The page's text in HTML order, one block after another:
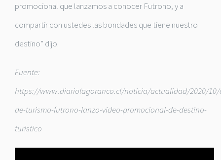
promocional que lanzamos a conocer Futrono, y a
compartir con ustedes las bondades que tiene nuestro
destino” dijo.
Fuente:
https://www.diariolagoranco.cl/noticia/actualidad/2020/10/
de-turismo-futrono-lanzo-video-promocional-de-destino-
turistico